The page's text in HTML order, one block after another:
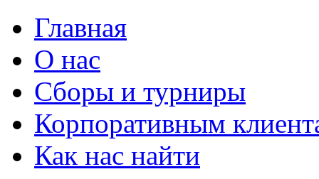
Главная
О нас
Сборы и турниры
Корпоративным
Как нас найти